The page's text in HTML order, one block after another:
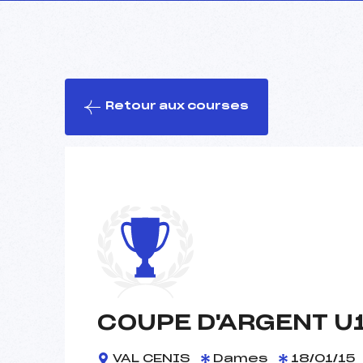
Retour aux courses
COUPE D'ARGENT
VAL CENIS Dames 18/01/15